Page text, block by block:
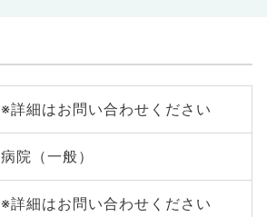
※詳細はお問い合わせください
病院（一般）
※詳細はお問い合わせください